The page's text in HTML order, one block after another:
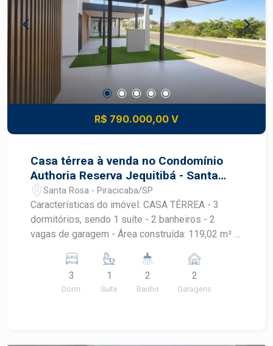
R$ 790.000,00 V
Casa térrea à venda no Condomínio
Authoria Reserva Jequitibá - Santa
Rosa | Piracicaba/SP
Santa Rosa - Piracicaba/SP
Características do imóvel: CASA TÉRREA - 3
dormitórios, sendo 1 suíte - 2 banheiros - 2
vagas de garagem - Área construída: 119,02 m² -
e fundo, 20 m nas laterais esquerda e direita. KIT
FACHADA: - PORTA DE ENTRADA PIVOTANTE DE
ALUMÍNIO NAS MEDIDAS 1,10x2,10m COR
3
Dorm.
1
Suite
2
Banho
2
Garagens